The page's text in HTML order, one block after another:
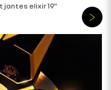
jantes elixir 19"